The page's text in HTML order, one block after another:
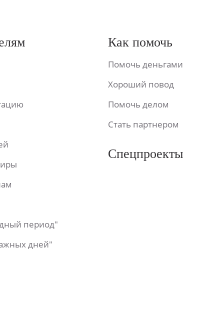
период"
дней"
Как помочь
Помочь деньгами
Хороший повод
Помочь делом
Стать партнером
Спецпроекты